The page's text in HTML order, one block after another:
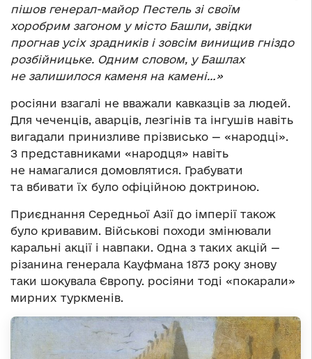
пішов генерал-майор Пестель зі своїм
хоробрим загоном у місто Башли, звідки
прогнав усіх зрадників і зовсім винищив гніздо
розбійницьке. Одним словом, у Башлах
не залишилося каменя на камені…»
росіяни взагалі не вважали кавказців за людей.
Для чеченців, аварців, лезгінів та інгушів навіть
вигадали принизливе прізвисько — «народці».
З представниками «народця» навіть
не намагалися домовлятися. Грабувати
та вбивати їх було офіційною доктриною.
Приєднання Середньої Азії до імперії також
було кривавим. Військові походи змінювали
каральні акції і навпаки. Одна з таких акцій —
різанина генерала Кауфмана 1873 року знову
таки шокувала Європу. росіяни тоді «покарали»
мирних туркменів.